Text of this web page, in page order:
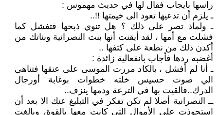
راسها بايجاب فقال لها في حديث مهموس :
ـ يلزم أن تدعيها تعود الى خيمتها !!..
ـ ولماذ تصر على ذلك ؟ هل تنوي ذبحها فتفشل كما
فشلت مع أمها ، لقد أيقنت أنها بنت النصرانية وبناتك من
أكدن ذلك من نطعة على كتفها ..
أغضبه ردها فأجاب بانفعالية زائدة :
ـ أنا لم أفشل ، بالكاد مررت الموسى على عنقها فتناهى
الي صوت حسيس خلته خطوات بوغابة أورجال
الدرك..فالقيت بها في الترعة ودمها ينزف..
ــ النصرانية أصلا لم تكن تفكر في التبليغ عنك الا بعد أن
استحوذت على الأموال التي كانت معها بالقوة، وبالغت